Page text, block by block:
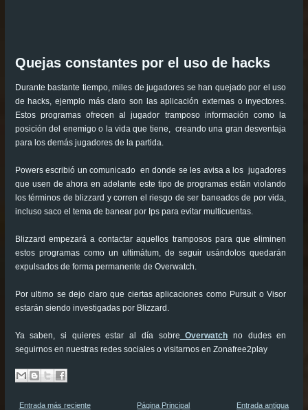
Quejas constantes por el uso de hacks
Durante bastante tiempo, miles de jugadores se han quejado por el uso
de hacks, ejemplo más claro son las aplicación externas o inyectores.
Estos programas ofrecen al jugador tramposo información como la
posición del enemigo o la vida que tiene, creando una gran desventaja
para los demás jugadores de la partida.
Powers escribió un comunicado en donde se les avisa a los jugadores
que usen de ahora en adelante este tipo de programas están violando
los términos de blizzard y corren el riesgo de ser baneados de por vida,
incluso saco el tema de banear por Ips para evitar multicuentas.
Blizzard empezará a contactar aquellos tramposos para que eliminen
estos programas como un ultimátum, de seguir usándolos quedarán
expulsados de forma permanente de Overwatch.
Por ultimo se dejo claro que ciertas aplicaciones como Pursuit o Visor
estarán siendo investigadas por Blizzard.
Ya saben, si quieres estar al día sobre Overwatch no dudes en
seguirnos en nuestras redes sociales o visitarnos en Zonafree2play
Entrada más reciente Entrada antigua
Página Principal